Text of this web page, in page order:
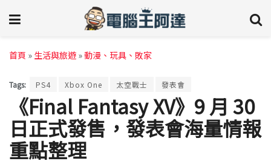
首頁 » 生活與旅遊 » 動漫、玩具、敗家
Tags: PS4 Xbox One 太空戰士 發表會
《Final Fantasy XV》9 月 30
日正式發售，發表會海量情報
重點整理